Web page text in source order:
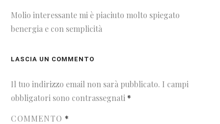
Molio interessante mi è piaciuto molto spiegato
benergia e con semplicità
LASCIA UN COMMENTO
Il tuo indirizzo email non sarà pubblicato. I campi
obbligatori sono contrassegnati *
COMMENTO *